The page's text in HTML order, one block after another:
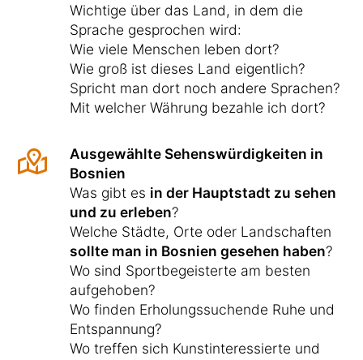
Wichtige über das Land, in dem die
Sprache gesprochen wird:
Wie viele Menschen leben dort?
Wie groß ist dieses Land eigentlich?
Spricht man dort noch andere Sprachen?
Mit welcher Währung bezahle ich dort?
Ausgewählte Sehenswürdigkeiten in
Bosnien
Was gibt es in der Hauptstadt zu sehen
und zu erleben?
Welche Städte, Orte oder Landschaften
sollte man in Bosnien gesehen haben?
Wo sind Sportbegeisterte am besten
aufgehoben?
Wo finden Erholungssuchende Ruhe und
Entspannung?
Wo treffen sich Kunstinteressierte und